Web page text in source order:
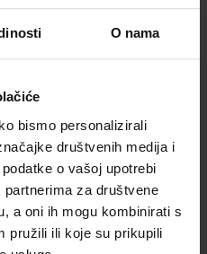
O nama
bismo personalizirali
društvenih medija i
o vašoj upotrebi
za društvene
a oni ih mogu kombinirati s
pružili ili koje su prikupili
Maped